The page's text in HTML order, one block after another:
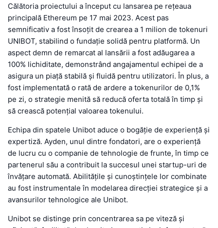
Călătoria proiectului a început cu lansarea pe rețeaua
principală Ethereum pe 17 mai 2023. Acest pas
semnificativ a fost însoțit de crearea a 1 milion de tokenuri
UNIBOT, stabilind o fundație solidă pentru platformă. Un
aspect demn de remarcat al lansării a fost adăugarea a
100% lichiditate, demonstrând angajamentul echipei de a
asigura un piață stabilă și fluidă pentru utilizatori. În plus, a
fost implementată o rată de ardere a tokenurilor de 0,1%
pe zi, o strategie menită să reducă oferta totală în timp și
să crească potențial valoarea tokenului.
Echipa din spatele Unibot aduce o bogăție de experiență și
expertiză. Ayden, unul dintre fondatori, are o experiență
de lucru cu o companie de tehnologie de frunte, în timp ce
partenerul său a contribuit la succesul unei startup-uri de
învățare automată. Abilitățile și cunoștințele lor combinate
au fost instrumentale în modelarea direcției strategice și a
avansurilor tehnologice ale Unibot.
Unibot se distinge prin concentrarea sa pe viteză și